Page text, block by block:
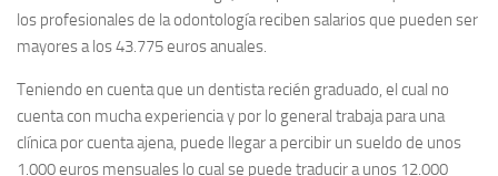
los profesionales de la odontología reciben salarios que pueden ser
mayores a los 43.775 euros anuales.
Teniendo en cuenta que un dentista recién graduado, el cual no
cuenta con mucha experiencia y por lo general trabaja para una
clínica por cuenta ajena, puede llegar a percibir un sueldo de unos
1.000 euros mensuales lo cual se puede traducir a unos 12.000